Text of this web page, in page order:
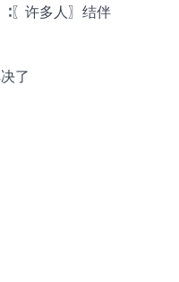
〖许多人〗结伴
了